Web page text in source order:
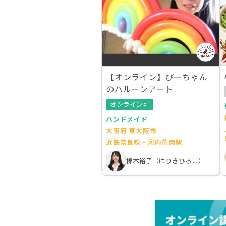
【オンライン】ぴーちゃん
のバルーンアート
オンライン可
ハンドメイド
大阪府 東大阪市
近鉄奈良線・河内花園駅
榛木裕子（はりきひろこ）